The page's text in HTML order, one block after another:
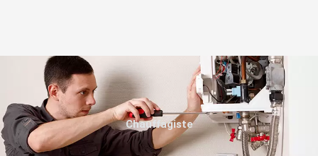
Chauffagiste